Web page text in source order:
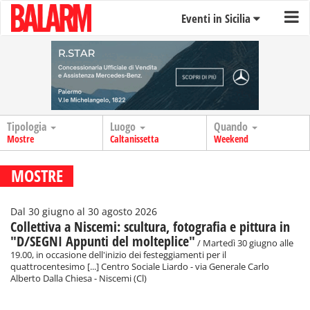
Eventi in Sicilia
Tipologia
Mostre
Luogo
Caltanissetta
Quando
Weekend
MOSTRE
Dal 30 giugno al 30 agosto 2026
Collettiva a Niscemi: scultura, fotografia e pittura in
"D/SEGNI Appunti del molteplice" / Martedì 30 giugno alle
19.00, in occasione dell'inizio dei festeggiamenti per il
quattrocentesimo [...] Centro Sociale Liardo - via Generale Carlo
Alberto Dalla Chiesa - Niscemi (Cl)